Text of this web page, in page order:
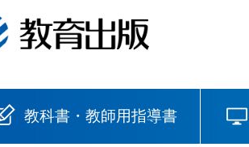
教科書・教師用指導書